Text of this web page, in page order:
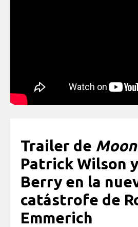
Trailer de
Patrick Wilson
Berry en la
catástrofe de
Emmerich